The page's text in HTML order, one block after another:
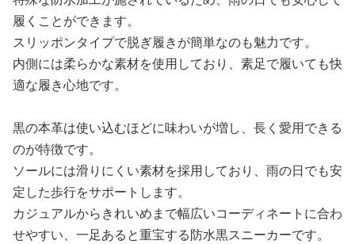
履くことができます。
スリッポンタイプで脱ぎ履きが簡単なのも魅力です。
内側には柔らかな素材を使用しており、素足で履いても快
適な履き心地です。
黒の本革は使い込むほどに味わいが増し、長く愛用できる
のが特徴です。
ソールには滑りにくい素材を採用しており、雨の日でも安
定した歩行をサポートします。
カジュアルからきれいめまで幅広いコーディネートに合わ
せやすい、一足あると重宝する防水黒スニーカーです。